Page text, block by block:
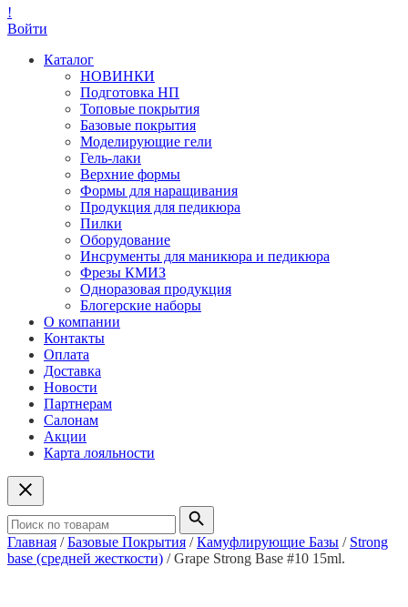
!
Войти
Каталог
НОВИНКИ
Подготовка НП
Топовые покрытия
Базовые покрытия
Моделирующие гели
Гель-лаки
Верхние формы
Формы для наращивания
Продукция для педикюра
Пилки
Оборудование
Инсрументы для маникюра и педикюра
Фрезы КМИЗ
Одноразовая продукция
Блогерские наборы
О компании
Контакты
Оплата
Доставка
Новости
Партнерам
Салонам
Акции
Карта лояльности
Главная /Базовые Покрытия /Камуфлирующие Базы / Strong
base (средней жесткости) / Grape Strong Base #10 15ml.